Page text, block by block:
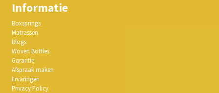
Informatie
Boxsprings
Matrassen
Blogs
Woven Bottles
Garantie
Afspraak maken
Ervaringen
Privacy Policy